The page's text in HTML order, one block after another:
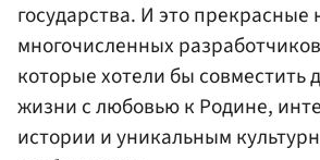
государства. И это прекрасные
многочисленных
которые хотели бы совместить
жизни с любовью к Родине,
истории и уникальным